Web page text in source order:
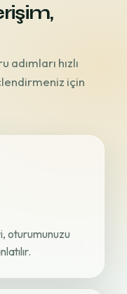
hızlı
için
oturumunuzu